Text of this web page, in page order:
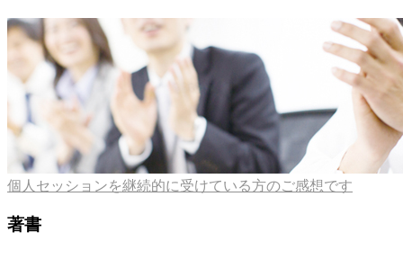
個人セッションを継続的に受けている方のご感想です
著書